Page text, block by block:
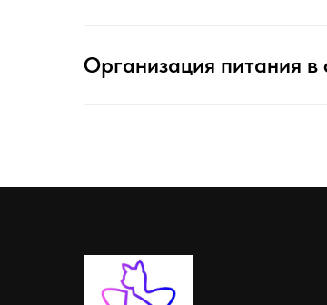
Организация питания в